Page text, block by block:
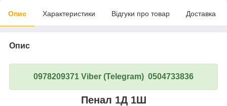
Опис Характеристики Відгуки про товар Доставка
Опис
0978209371 Viber (Telegram) 0504733836
Пенал 1Д 1Ш